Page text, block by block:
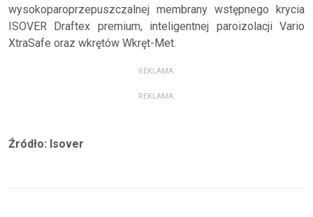
wysokoparoprzepuszczalnej membrany wstępnego krycia
ISOVER Draftex premium, inteligentnej paroizolacji Vario
XtraSafe oraz wkrętów Wkręt-Met.
REKLAMA:
REKLAMA:
Źródło: Isover